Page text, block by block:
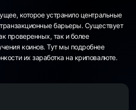
которое устранило центральные
барьеры. Существует
проверенных, так и более
коинов. Тут мы подробнее
их заработка на криповалюте.